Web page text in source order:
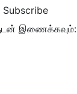
Subscribe
இணைக்கவும்: